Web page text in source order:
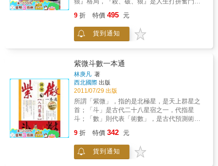
的基礎上，綜合歷代研究成果，深入淺出地分
析了紫微斗數的推算與論斷體系。全書設計了
了重點介紹，詳細解讀了每一個步驟，深入分
析了每一個星曜，並配以大量命理參斷的實
例。全書文字生動，畫面精美流暢，借助圖解
歷算學，是讀者了解中國傳統文化，認識自我
人生的一個窗口。如果你想一探人生究竟，想
洞悉世事變化，不妨打開本書，向古人學習一
下「天下第一神數」所包含的人生玄機！本書
特色中國傳統最精準的吉凶預測術◎深入淺
出：用生動的話語和循循善誘的方式講述「天
下第一神數」，帶你認識紫微斗數的奧妙。◎
標，推斷吉凶，更好地認識自我，規劃人生。
◎精美繪圖：200多幅手繪圖，精心設計的推算
流程，細緻著色的明代繡像畫，收藏、饋贈幾
相宜。◎拓寬眼界：神奇的星曜故事，不一樣
性的波動。在你命格中『殺、破、狼』格局的
好壞，會決定你人生的成就，也會決定你人生
的順利度。這是一套星曜特質系列的套書，此
右』、『天空、地劫』、『日月機巨』上中下
冊、『身宮、命主、身主』、『羊陀火鈴』、
『十干化忌』、『權、祿、科』。此套書是法
雲居士對學習紫微斗數者常忽略或弄不清星曜
特質，常對自己的命格有過高的期望，或過於
看輕的解釋，這兩種現象都是不好的算命方
式。因此，以此套書來提供大家參考與印證。
9 折 特價 495 元
貨到通知
紫微斗數一本通
林庚凡 著
西北國際 出版
2011/07/29 出版
所謂「紫微」，指的是北極星，是天上群星之
首；「斗」是古代二十八星宿之一，代指星
斗；「數」則代表「術數」，是古代預測術的
分支之一，是體系最完備的預測術，被稱為
「天下第一神數」。其推算以古代陰陽五行、
干支理論為基礎，以星曜為基本論斷元素，將
9 折 特價 342 元
貨到通知